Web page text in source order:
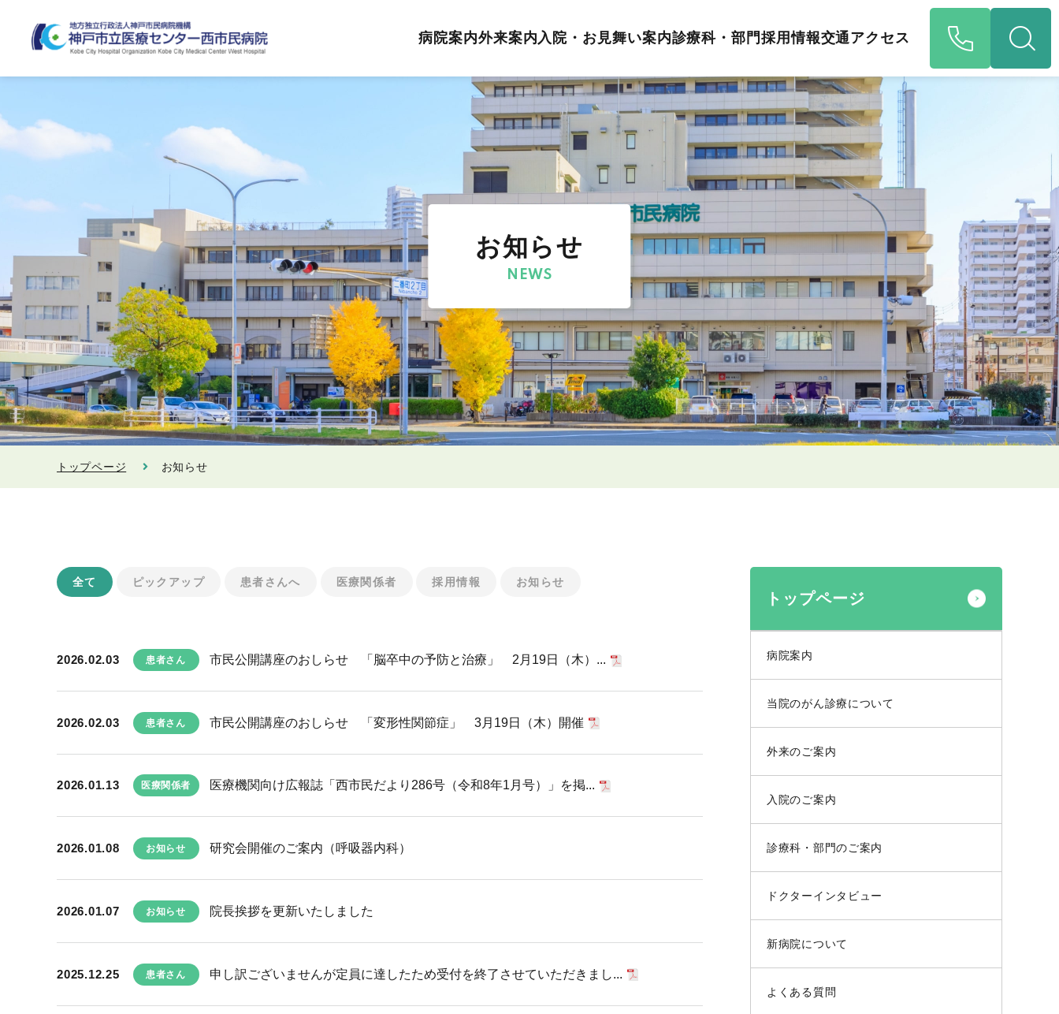
病院案内外来案内入院・お見舞い案内診療科・部門 採用情報交通アクセス
お知らせ
NEWS
トップページ お知らせ
全て ピックアップ 患者さんへ 医療関係者 採用情報 お知らせ
2026.02.03 患者さん 市民公開講座のおしらせ 「脳卒中の予防と治療」 2月19日（木）...
2026.02.03 患者さん 市民公開講座のおしらせ 「変形性関節症」 3月19日（木）開催
2026.01.13 医療関係者 医療機関向け広報誌「西市民だより286号（令和8年1月号）」を掲...
2026.01.08 お知らせ 研究会開催のご案内（呼吸器内科）
2026.01.07 お知らせ 院長挨拶を更新いたしました
2025.12.25 患者さん 申し訳ございませんが定員に達したため受付を終了させていただきまし...
トップページ
病院案内
当院のがん診療について
外来のご案内
入院のご案内
診療科・部門のご案内
ドクターインタビュー
新病院について
よくある質問